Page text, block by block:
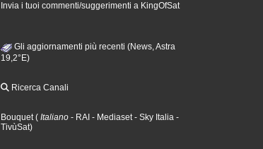
Invia i tuoi commenti/suggerimenti a KingOfSat
Gli aggiornamenti più recenti (News, Astra
19,2°E)
Ricerca Canali
Bouquet ( Italiano - RAI - Mediaset - Sky Italia -
TivùSat)